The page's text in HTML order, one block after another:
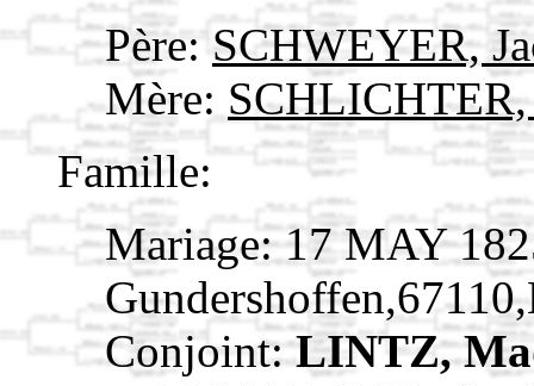
Père:SCHWEYER,
Mère:
Famille:
Mariage: 17 MAY
Conjoint: LINTZ,